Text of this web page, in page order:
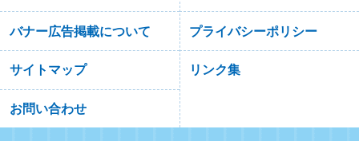
バナー広告掲載について プライバシーポリシー
サイトマップ リンク集
お問い合わせ